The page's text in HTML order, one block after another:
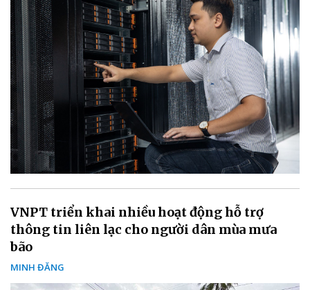
VNPT triển khai nhiều hoạt động hỗ trợ
thông tin liên lạc cho người dân mùa mưa
bão
MINH ĐĂNG